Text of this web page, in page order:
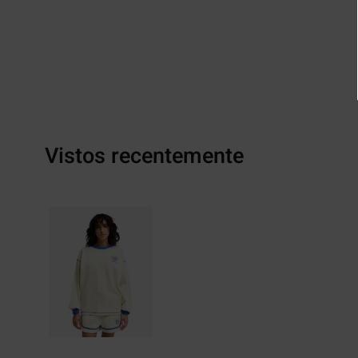
Vistos recentemente